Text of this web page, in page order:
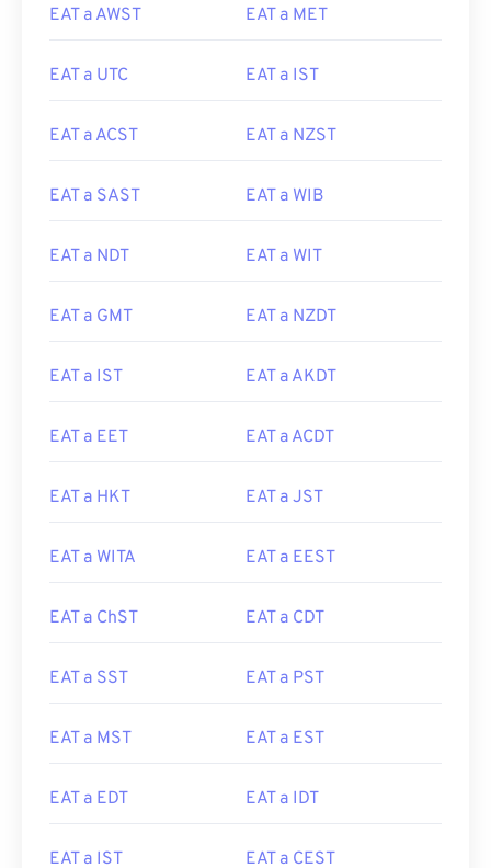
EAT a AWST EAT a MET
EAT a UTC EAT a IST
EAT a ACST EAT a NZST
EAT a SAST EAT a WIB
EAT a NDT EAT a WIT
EAT a GMT EAT a NZDT
EAT a IST EAT a AKDT
EAT a EET EAT a ACDT
EAT a HKT EAT a JST
EAT a WITA EAT a EEST
EAT a ChST EAT a CDT
EAT a SST EAT a PST
EAT a MST EAT a EST
EAT a EDT EAT a IDT
EAT a IST EAT a CEST